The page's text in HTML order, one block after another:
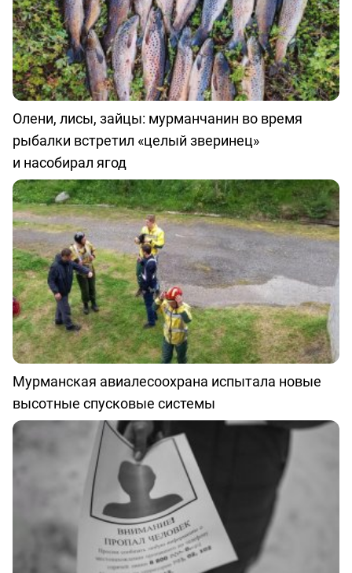
Олени, лисы, зайцы: мурманчанин во время
рыбалки встретил «целый зверинец»
и насобирал ягод
Мурманская авиалесоохрана испытала новые
высотные спусковые системы